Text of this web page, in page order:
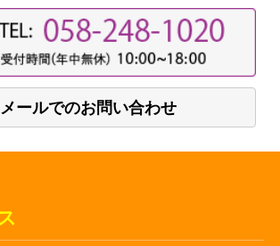
メールでのお問い合わせ